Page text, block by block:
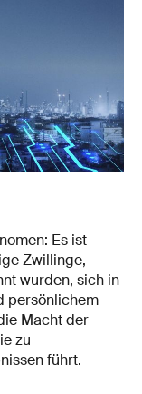
Es ist
Zwillinge,
wurden, sich in
persönlichem
Macht der
zu
führt.